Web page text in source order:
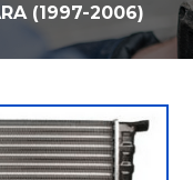
(1997-2006)